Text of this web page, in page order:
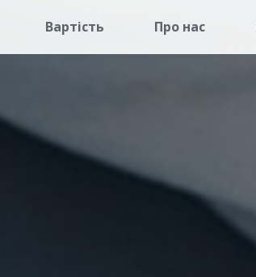
Вартість Про нас